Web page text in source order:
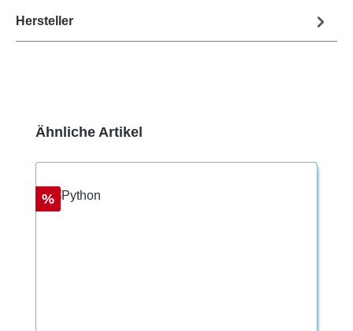
Hersteller
Produktgalerie überspringen
Ähnliche Artikel
Rabatt
%